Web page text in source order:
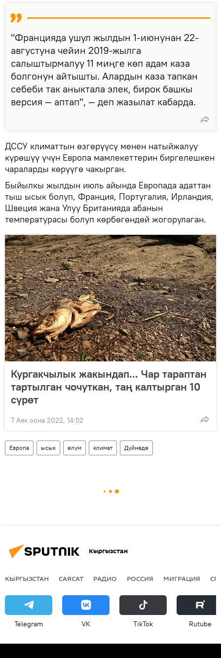
"Францияда ушул жылдын 1-июнунан 22-
августуна чейин 2019-жылга
салыштырмалуу 11 миңге көп адам каза
болгонун айтышты. Алардын каза тапкан
себеби так аныктала элек, бирок башкы
версия — аптап", — деп жазылат кабарда.
ДССУ климаттын өзгөрүүсү менен натыйжалуу
күрөшүү үчүн Европа мамлекеттерин биргелешкен
чараларды көрүүгө чакырган.
Быйылкы жылдын июль айында Европада адаттан
тыш ысык болуп, Франция, Португалия, Ирландия,
Швеция жана Улуу Британияда абанын
температурасы болуп көрбөгөндөй жогорулаган.
Кургакчылык жакындап... Чар тараптан
тартылган чочуткан, таң калтырган 10
сүрөт
7 Аяк оона 2022, 14:52
Европа ысык өлүм климат Дүйнөдө
Кыргызстан
КЫРГЫЗСТАН САЯСАТ РАДИО РОССИЯ МИГРАЦИЯ
Telegram VK ТikТоk Rutube